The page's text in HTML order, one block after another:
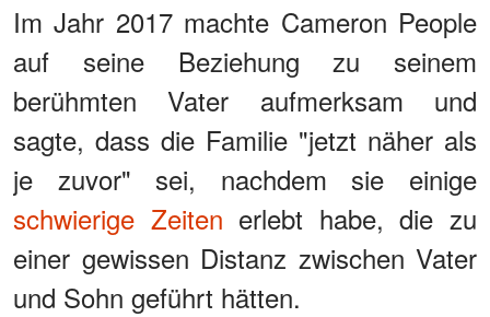
Im Jahr 2017 machte Cameron People
auf seine Beziehung zu seinem
berühmten Vater aufmerksam und
sagte, dass die Familie "jetzt näher als
je zuvor" sei, nachdem sie einige
schwierige Zeiten erlebt habe, die zu
einer gewissen Distanz zwischen Vater
und Sohn geführt hätten.